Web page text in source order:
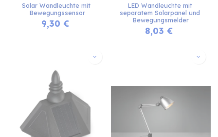
Solar Wandleuchte mit
Bewegungssensor
9,30 €
LED Wandleuchte mit
separatem Solarpanel und
Bewegungsmelder
8,03 €